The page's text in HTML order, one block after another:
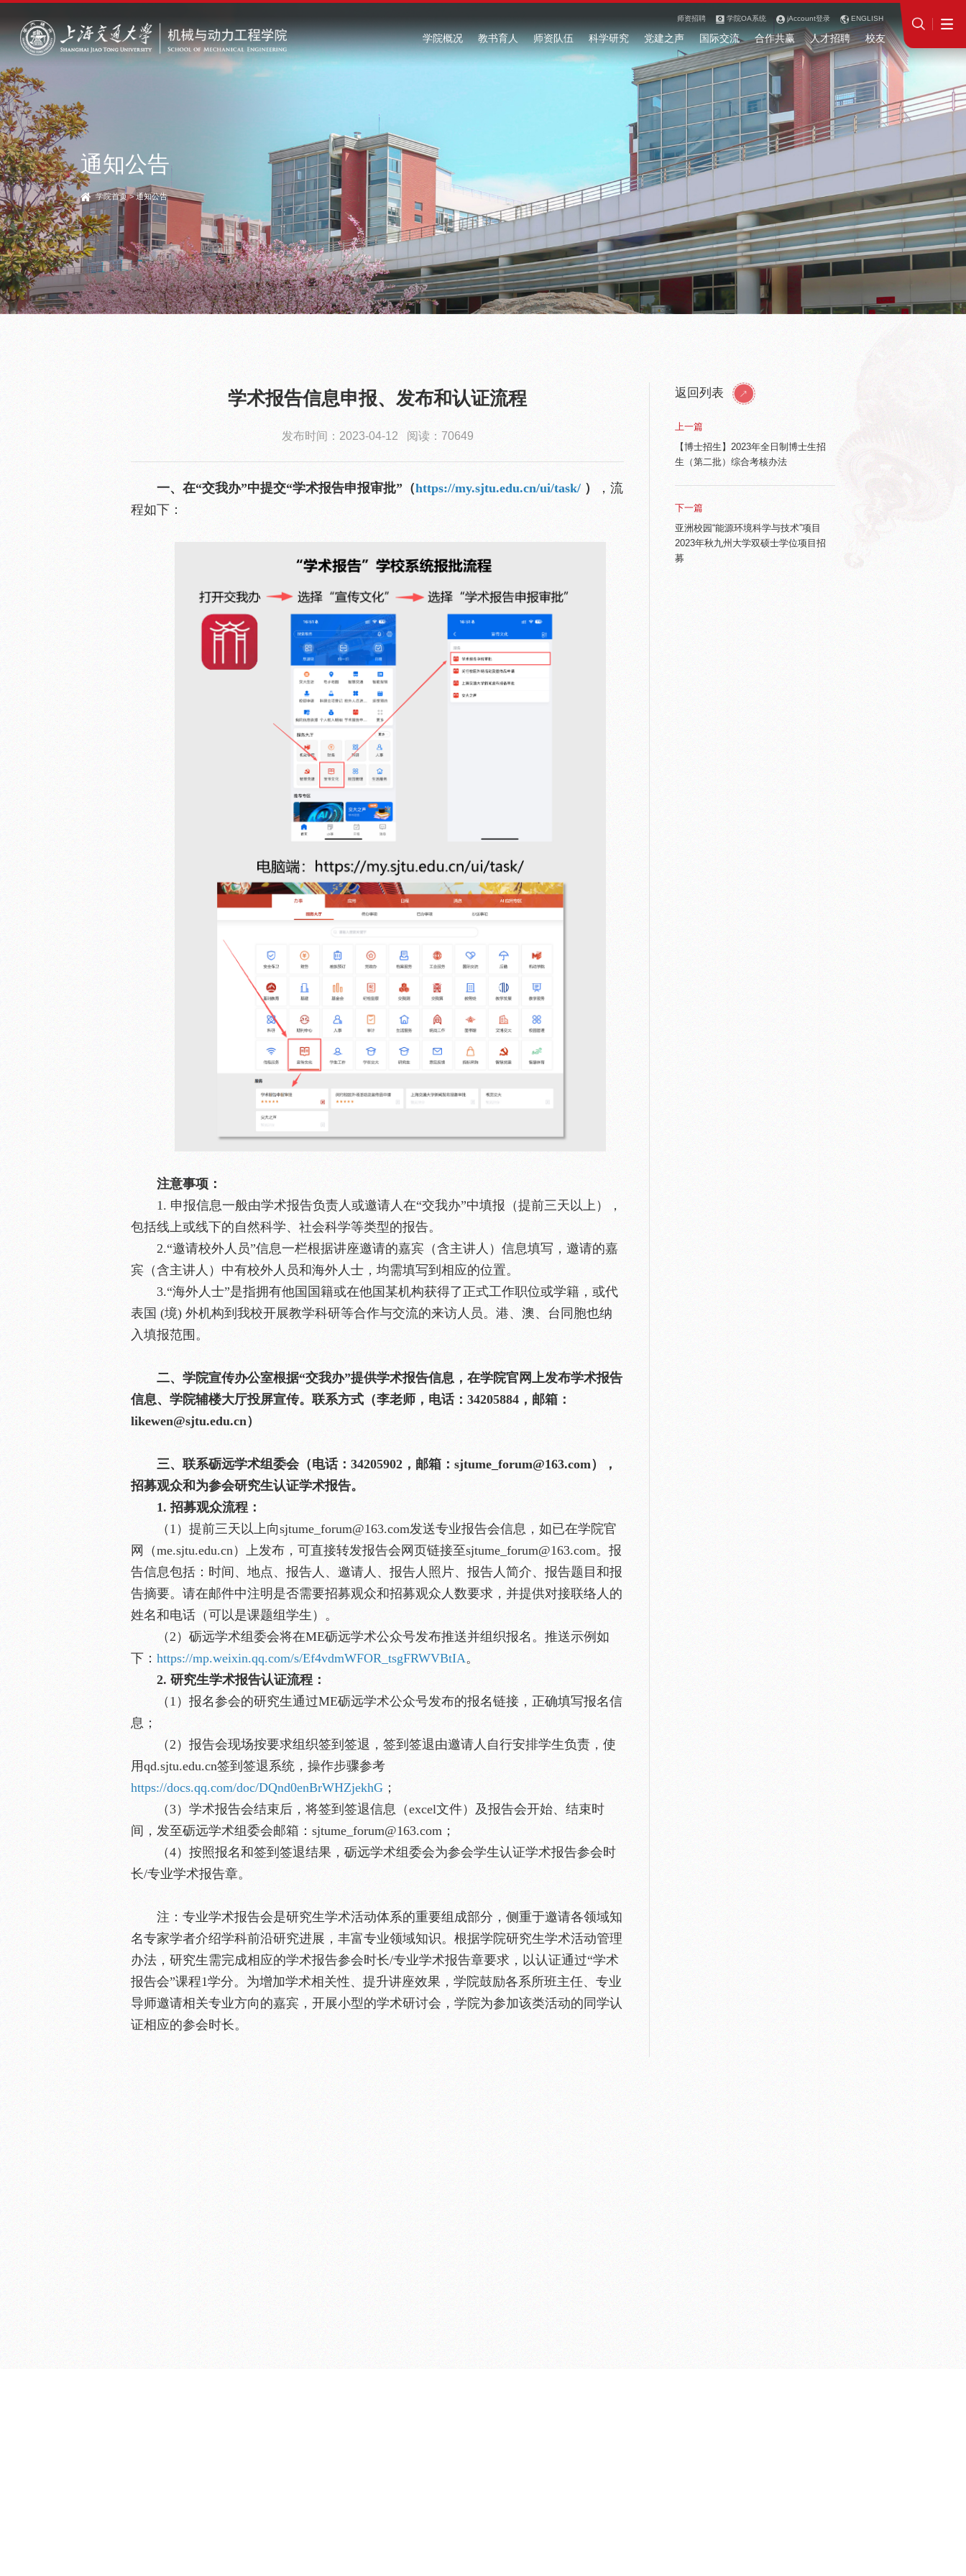
师资招聘 学院OA系统 jAccount登录 ENGLISH
学院概况 教书育人 师资队伍 科学研究 党建之声 国际交流 合作共赢 人才招聘 校友
通知公告
学院首页>通知公告
学术报告信息申报、发布和认证流程
发布时间：2023-04-12 阅读：70649
一、在“交我办”中提交“学术报告申报审批”（https://my.sjtu.edu.cn/ui/task/ ）
，流
程如下：
注意事项：
1. 申报信息一般由学术报告负责人或邀请人在“交我办”中填报（提前三天以上），
包括线上或线下的自然科学、社会科学等类型的报告。
2.“邀请校外人员”信息一栏根据讲座邀请的嘉宾（含主讲人）信息填写，邀请的嘉
宾（含主讲人）中有校外人员和海外人士，均需填写到相应的位置。
3.“海外人士”是指拥有他国国籍或在他国某机构获得了正式工作职位或学籍，或代
表国 (境) 外机构到我校开展教学科研等合作与交流的来访人员。港、澳、台同胞也纳
入填报范围。
二、学院宣传办公室根据“交我办”提供学术报告信息，在学院官网上发布学术报告
信息、学院辅楼大厅投屏宣传。联系方式（李老师，电话：34205884，邮箱：
likewen@sjtu.edu.cn）
三、联系砺远学术组委会（电话：34205902，邮箱：sjtume_forum@163.com），
招募观众和为参会研究生认证学术报告。
1. 招募观众流程：
（1）提前三天以上向sjtume_forum@163.com发送专业报告会信息，如已在学院官
网（me.sjtu.edu.cn）上发布，可直接转发报告会网页链接至sjtume_forum@163.com。报
告信息包括：时间、地点、报告人、邀请人、报告人照片、报告人简介、报告题目和报
告摘要。请在邮件中注明是否需要招募观众和招募观众人数要求，并提供对接联络人的
姓名和电话（可以是课题组学生）。
（2）砺远学术组委会将在ME砺远学术公众号发布推送并组织报名。推送示例如
下： https://mp.weixin.qq.com/s/Ef4vdmWFOR_tsgFRWVBtIA。
2. 研究生学术报告认证流程：
（1）报名参会的研究生通过ME砺远学术公众号发布的报名链接，正确填写报名信
息；
（2）报告会现场按要求组织签到签退，签到签退由邀请人自行安排学生负责，使
用qd.sjtu.edu.cn签到签退系统，操作步骤参考
https://docs.qq.com/doc/DQnd0enBrWHZjekhG ；
（3）学术报告会结束后，将签到签退信息（excel文件）及报告会开始、结束时
间，发至砺远学术组委会邮箱：sjtume_forum@163.com；
（4）按照报名和签到签退结果，砺远学术组委会为参会学生认证学术报告参会时
长/专业学术报告章。
注：专业学术报告会是研究生学术活动体系的重要组成部分，侧重于邀请各领域知
名专家学者介绍学科前沿研究进展，丰富专业领域知识。根据学院研究生学术活动管理
办法，研究生需完成相应的学术报告参会时长/专业学术报告章要求，以认证通过“学术
报告会”课程1学分。为增加学术相关性、提升讲座效果，学院鼓励各系所班主任、专业
导师邀请相关专业方向的嘉宾，开展小型的学术研讨会，学院为参加该类活动的同学认
证相应的参会时长。
返回列表
上一篇
【博士招生】2023年全日制博士生招
生（第二批）综合考核办法
下一篇
亚洲校园“能源环境科学与技术”项目
2023年秋九州大学双硕士学位项目招
募